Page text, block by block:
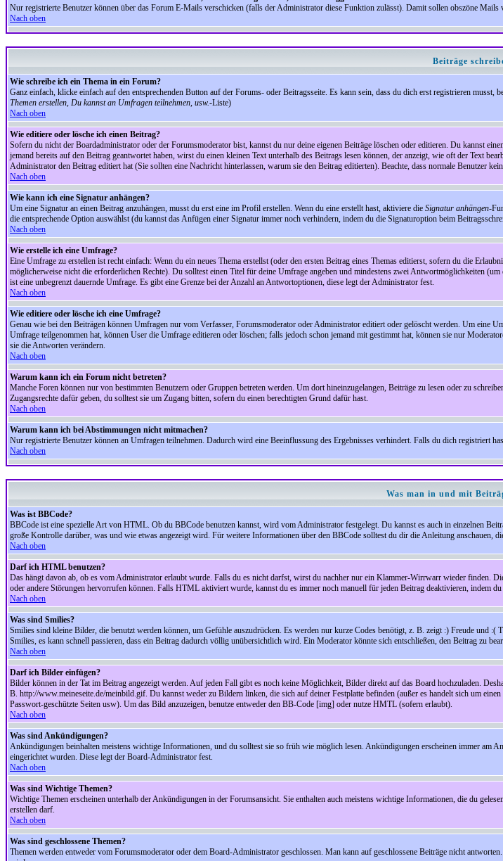
Nur registrierte Benutzer können über das Forum E-Mails verschicken (falls der Administrator diese Funktion zulässt). Damit sollen obszöne Mails
Nach oben
Beiträge
Wie schreibe ich ein Thema in ein Forum?
Ganz einfach, klicke einfach auf den entsprechenden Button auf der Forums- oder Beitragsseite. Es kann sein, dass du dich erst registrieren
Themen erstellen, Du kannst an Umfragen teilnehmen, usw.-Liste)
Nach oben
Wie editiere oder lösche ich einen Beitrag?
Sofern du nicht der Boardadministrator oder der Forumsmoderator bist, kannst du nur deine eigenen Beiträge löschen oder editieren. Du kannst
jemand bereits auf den Beitrag geantwortet haben, wirst du einen kleinen Text unterhalb des Beitrags lesen können, der anzeigt, wie oft der Text
Administrator den Beitrag editiert hat (Sie sollten eine Nachricht hinterlassen, warum sie den Beitrag editierten). Beachte, dass normale Benutzer
Nach oben
Wie kann ich eine Signatur anhängen?
Um eine Signatur an einen Beitrag anzuhängen, musst du erst eine im Profil erstellen. Wenn du eine erstellt hast, aktiviere die Signatur anhängen-
die entsprechende Option auswählst (du kannst das Anfügen einer Signatur immer noch verhindern, indem du die Signaturoption beim
Nach oben
Wie erstelle ich eine Umfrage?
Eine Umfrage zu erstellen ist recht einfach: Wenn du ein neues Thema erstellst (oder den ersten Beitrag eines Themas editierst, sofern du die
möglicherweise nicht die erforderlichen Rechte). Du solltest einen Titel für deine Umfrage angeben und mindestens zwei Antwortmöglichkeiten
ist eine unbegrenzt dauernde Umfrage. Es gibt eine Grenze bei der Anzahl an Antwortoptionen, diese legt der Administrator fest.
Nach oben
Wie editiere oder lösche ich eine Umfrage?
Genau wie bei den Beiträgen können Umfragen nur vom Verfasser, Forumsmoderator oder Administrator editiert oder gelöscht werden. Um eine
Umfrage teilgenommen hat, können User die Umfrage editieren oder löschen; falls jedoch schon jemand mit gestimmt hat, können sie nur
sie die Antworten verändern.
Nach oben
Warum kann ich ein Forum nicht betreten?
Manche Foren können nur von bestimmten Benutzern oder Gruppen betreten werden. Um dort hineinzugelangen, Beiträge zu lesen oder zu
Zugangsrechte dafür geben, du solltest sie um Zugang bitten, sofern du einen berechtigten Grund dafür hast.
Nach oben
Warum kann ich bei Abstimmungen nicht mitmachen?
Nur registrierte Benutzer können an Umfragen teilnehmen. Dadurch wird eine Beeinflussung des Ergebnisses verhindert. Falls du dich registriert
Nach oben
Was man in und mit
Was ist BBCode?
BBCode ist eine spezielle Art von HTML. Ob du BBCode benutzen kannst, wird vom Administrator festgelegt. Du kannst es auch in einzelnen
große Kontrolle darüber, was und wie etwas angezeigt wird. Für weitere Informationen über den BBCode solltest du dir die Anleitung anschauen,
Nach oben
Darf ich HTML benutzen?
Das hängt davon ab, ob es vom Administrator erlaubt wurde. Falls du es nicht darfst, wirst du nachher nur ein Klammer-Wirrwarr wieder finden.
oder andere Störungen hervorrufen können. Falls HTML aktiviert wurde, kannst du es immer noch manuell für jeden Beitrag deaktivieren, indem
Nach oben
Was sind Smilies?
Smilies sind kleine Bilder, die benutzt werden können, um Gefühle auszudrücken. Es werden nur kurze Codes benötigt, z. B. zeigt :) Freude und
Smilies, es kann schnell passieren, dass ein Beitrag dadurch völlig unübersichtlich wird. Ein Moderator könnte sich entschließen, den Beitrag zu
Nach oben
Darf ich Bilder einfügen?
Bilder können in der Tat im Beitrag angezeigt werden. Auf jeden Fall gibt es noch keine Möglichkeit, Bilder direkt auf das Board hochzuladen.
B. http://www.meineseite.de/meinbild.gif. Du kannst weder zu Bildern linken, die sich auf deiner Festplatte befinden (außer es handelt sich um
Passwort-geschützte Seiten usw). Um das Bild anzuzeigen, benutze entweder den BB-Code [img] oder nutze HMTL (sofern erlaubt).
Nach oben
Was sind Ankündigungen?
Ankündigungen beinhalten meistens wichtige Informationen, und du solltest sie so früh wie möglich lesen. Ankündigungen erscheinen immer am
eingerichtet wurden. Diese legt der Board-Administrator fest.
Nach oben
Was sind Wichtige Themen?
Wichtige Themen erscheinen unterhalb der Ankündigungen in der Forumsansicht. Sie enthalten auch meistens wichtige Informationen, die du
erstellen darf.
Nach oben
Was sind geschlossene Themen?
Themen werden entweder vom Forumsmoderator oder dem Board-Administrator geschlossen. Man kann auf geschlossene Beiträge nicht